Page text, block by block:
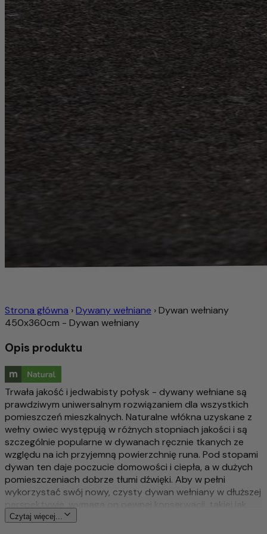
Strona główna ›Dywany wełniane ›Dywan wełniany
450x360cm - Dywan wełniany
Opis produktu
Trwała jakość i jedwabisty połysk - dywany wełniane są
prawdziwym uniwersalnym rozwiązaniem dla wszystkich
pomieszczeń mieszkalnych. Naturalne włókna uzyskane z
wełny owiec występują w różnych stopniach jakości i są
szczególnie popularne w dywanach ręcznie tkanych ze
względu na ich przyjemną powierzchnię runa. Pod stopami
dywan ten daje poczucie domowości i ciepła, a w dużych
pomieszczeniach dobrze tłumi dźwięki. Aby w pełni
wykorzystać swój nowy, czysty dywan wełniany w dłuższej
perspektywie, wymaga on pewnej konserwacji, takiej jak
odkurzanie dywanu raz w tygodniu, aby zapobiec
Czytaj więcej...